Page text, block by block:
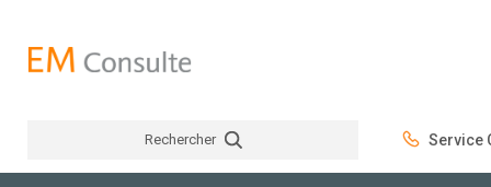
Rechercher Service